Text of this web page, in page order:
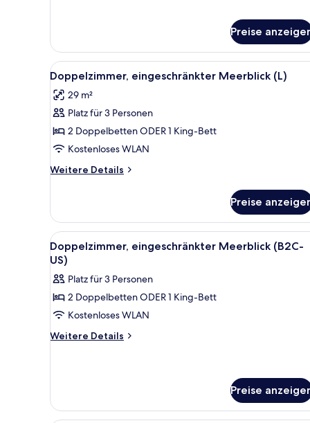
auf
den
Innenhof
(E)
Preise
Alle
Fotos
für
Doppelzimmer,
eingeschränkter
Meerblick
(L)
anzeigen
Ein Hotelzimmer mit zwei
5
Doppelzimmer, eingeschränkter Meerblick (L)
29 m²
Platz für 3 Personen
2 Doppelbetten ODER 1 King-Bett
Kostenloses WLAN
Weitere Details
Weitere
eingeschränkter
Meerblick
(L)
Preise
Alle
Fotos
für
Doppelzimmer,
eingeschränkter
Meerblick
(B2C-
Ein Hotelzimmer mit zwei
5
Doppelzimmer, eingeschränkter Meerblick (B2C-
US)
Platz für 3 Personen
2 Doppelbetten ODER 1 King-Bett
Kostenloses WLAN
Weitere Details
Weitere
(B2C-
Preise